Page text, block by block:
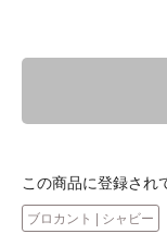
この商品に登録され
ブロカント | シャビー